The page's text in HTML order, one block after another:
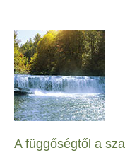
A függőségtől a